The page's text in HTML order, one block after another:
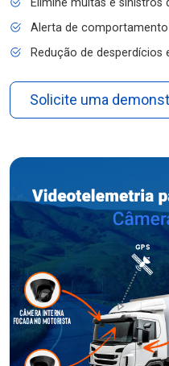
Elimine multas e sinistros
Alerta de
Redução de
Solicite uma